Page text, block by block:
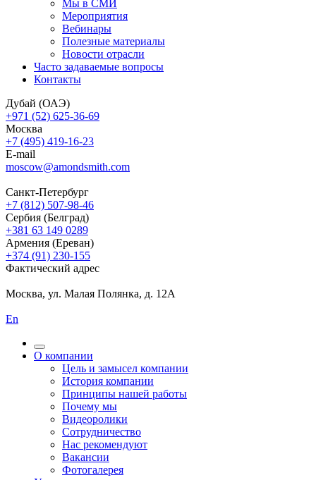
Мы в СМИ
Мероприятия
Вебинары
Полезные материалы
Новости отрасли
Часто задаваемые вопросы
Контакты
Дубай (ОАЭ)
+971 (52) 625-36-69
Москва
+7 (495) 419-16-23
E-mail
moscow@amondsmith.com
Санкт-Петербург
+7 (812) 507-98-46
Сербия (Белград)
+381 63 149 0289
Армения (Ереван)
+374 (91) 230-155
Фактический адрес
Москва, ул. Малая Полянка, д. 12А
En
О компании
Цель и замысел компании
История компании
Принципы нашей работы
Почему мы
Видеоролики
Сотрудничество
Нас рекомендуют
Вакансии
Фотогалерея